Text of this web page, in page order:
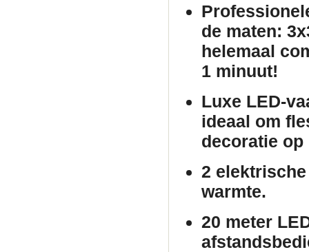
de maten:
helemaal
1 minuut!
Luxe LED-
ideaal om
decoratie op
2
warmte.
20 meter